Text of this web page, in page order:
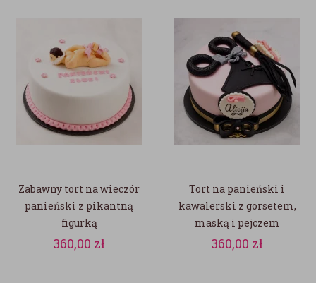
Zabawny tort na wieczór
panieński z pikantną
figurką
360,00 zł
Tort na panieński i
kawalerski z gorsetem,
maską i pejczem
360,00 zł